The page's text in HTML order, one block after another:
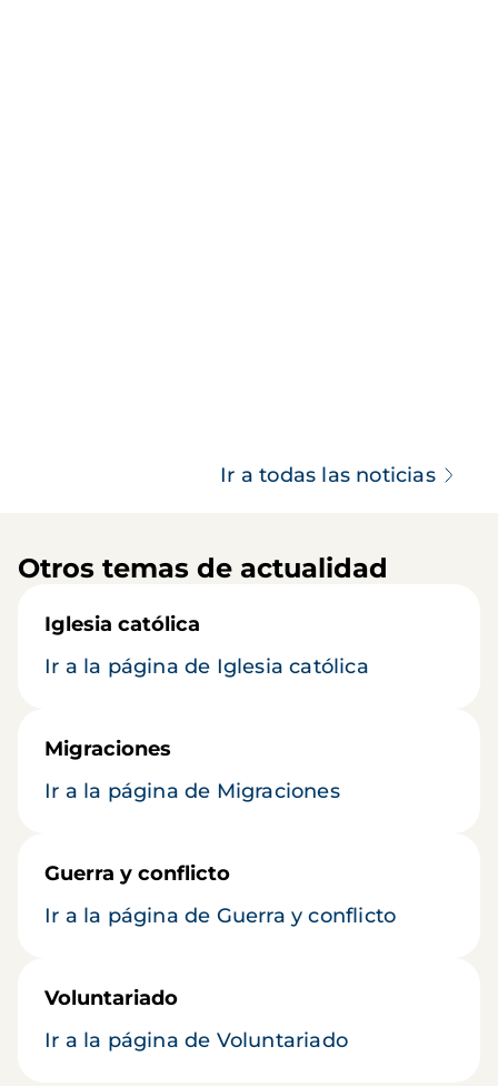
Ir a todas las noticias
Otros temas de actualidad
Iglesia católica
Ir a la página de Iglesia católica
Migraciones
Ir a la página de Migraciones
Guerra y conflicto
Ir a la página de Guerra y conflicto
Voluntariado
Ir a la página de Voluntariado